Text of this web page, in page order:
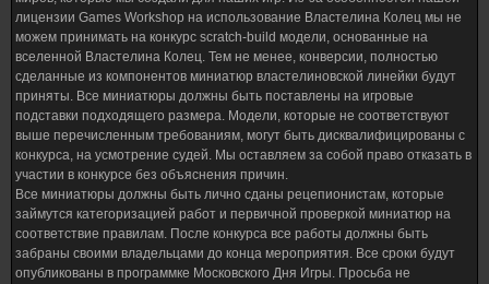
лицензии Games Workshop на использование Властелина Колец мы не
можем принимать на конкурс scratch-build модели, основанные на
вселенной Властелина Колец. Тем не менее, конверсии, полностью
сделанные из компонентов миниатюр властелиновской линейки будут
приняты. Все миниатюры должны быть поставлены на игровые
подставки подходящего размера. Модели, которые не соответствуют
выше перечисленным требованиям, могут быть дисквалифицированы с
конкурса, на усмотрение судей. Мы оставляем за собой право отказать в
участии в конкурсе без объяснения причин.
Все миниатюры должны быть лично сданы рецепионистам, которые
займутся категоризацией работ и первичной проверкой миниатюр на
соответствие правилам. После конкурса все работы должны быть
забраны своими владельцами до конца мероприятия. Все сроки будут
опубликованы в программке Московского Дня Игры. Просьба не